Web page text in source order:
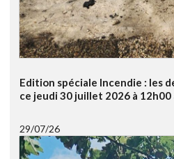
Edition spéciale Incendie : les
ce jeudi 30 juillet 2026 à 12h00
29/07/26